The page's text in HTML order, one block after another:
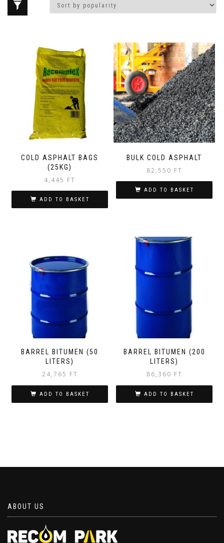
COLD ASPHALT BAGS
(25KG)
4,445 FT
ADD TO BASKET
BULK COLD ASPHALT
82,550 FT
ADD TO BASKET
BARREL BITUMEN (50
LITERS)
24,765 FT
ADD TO BASKET
BARREL BITUMEN (200
LITERS)
86,360 FT
ADD TO BASKET
ABOUT US